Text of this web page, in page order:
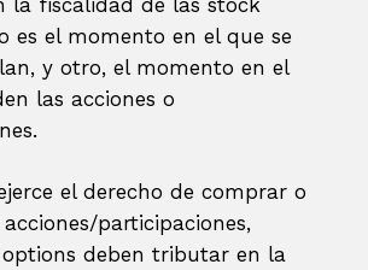
es el momento en el que se
y otro, el momento en el
las acciones o
el derecho de comprar o
participaciones,
deben tributar en la